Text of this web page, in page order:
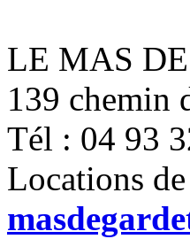
LE MAS
139 chemin
Tél : 04 93
Locations